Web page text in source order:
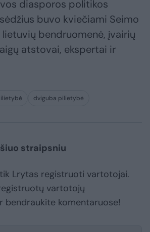
diasporos politikos
buvo kviečiami Seimo
lietuvių bendruomenė, įvairių
atstovai, ekspertai ir
dviguba pilietybė
straipsniu
Lrytas registruoti vartotojai.
vartotojų
bendraukite komentaruose!